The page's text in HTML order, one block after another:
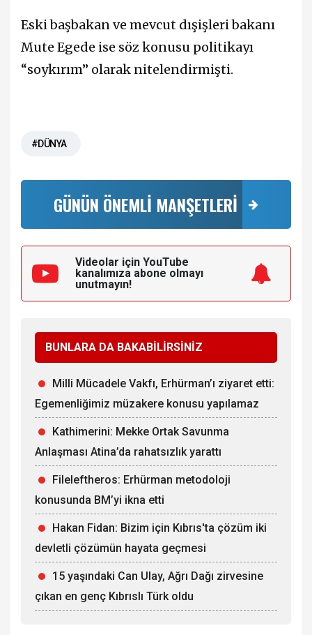
Eski başbakan ve mevcut dışişleri bakanı
Mute Egede ise söz konusu politikayı
“soykırım” olarak nitelendirmişti.
#DÜNYA
GÜNÜN ÖNEMLİ MANŞETLERİ
Videolar için YouTube
kanalımıza abone olmayı
unutmayın!
BUNLARA DA BAKABİLİRSİNİZ
Milli Mücadele Vakfı, Erhürman’ı ziyaret etti:
Egemenliğimiz müzakere konusu yapılamaz
Kathimerini: Mekke Ortak Savunma
Anlaşması Atina’da rahatsızlık yarattı
Fileleftheros: Erhürman metodoloji
konusunda BM’yi ikna etti
Hakan Fidan: Bizim için Kıbrıs'ta çözüm iki
devletli çözümün hayata geçmesi
15 yaşındaki Can Ulay, Ağrı Dağı zirvesine
çıkan en genç Kıbrıslı Türk oldu